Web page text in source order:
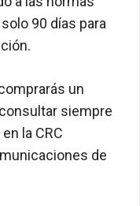
90 días para
un
siempre
la CRC
de